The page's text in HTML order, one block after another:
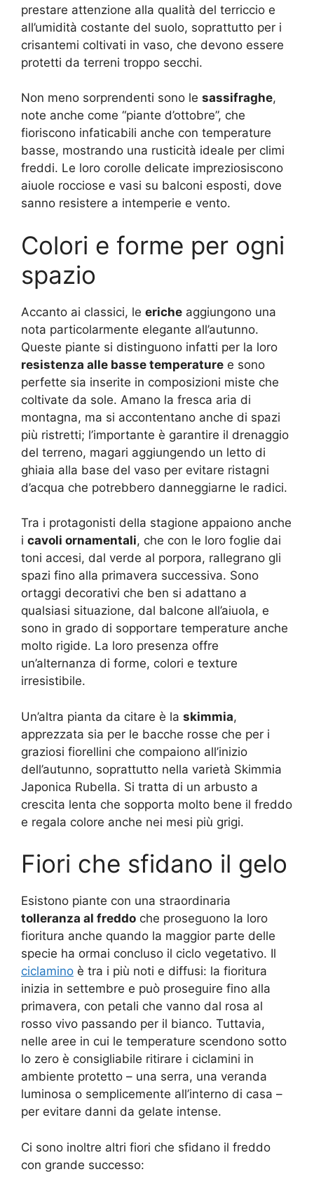
prestare attenzione alla qualità del terriccio e
all’umidità costante del suolo, soprattutto per i
crisantemi coltivati in vaso, che devono essere
protetti da terreni troppo secchi.
Non meno sorprendenti sono le sassifraghe,
note anche come “piante d’ottobre”, che
fioriscono infaticabili anche con temperature
basse, mostrando una rusticità ideale per climi
freddi. Le loro corolle delicate impreziosiscono
aiuole rocciose e vasi su balconi esposti, dove
sanno resistere a intemperie e vento.
Colori e forme per ogni
spazio
Accanto ai classici, le eriche aggiungono una
nota particolarmente elegante all’autunno.
Queste piante si distinguono infatti per la loro
resistenza alle basse temperature e sono
perfette sia inserite in composizioni miste che
coltivate da sole. Amano la fresca aria di
montagna, ma si accontentano anche di spazi
più ristretti; l’importante è garantire il drenaggio
del terreno, magari aggiungendo un letto di
ghiaia alla base del vaso per evitare ristagni
d’acqua che potrebbero danneggiarne le radici.
Tra i protagonisti della stagione appaiono anche
i cavoli ornamentali, che con le loro foglie dai
toni accesi, dal verde al porpora, rallegrano gli
spazi fino alla primavera successiva. Sono
ortaggi decorativi che ben si adattano a
qualsiasi situazione, dal balcone all’aiuola, e
sono in grado di sopportare temperature anche
molto rigide. La loro presenza offre
un’alternanza di forme, colori e texture
irresistibile.
Un’altra pianta da citare è la skimmia,
apprezzata sia per le bacche rosse che per i
graziosi fiorellini che compaiono all’inizio
dell’autunno, soprattutto nella varietà Skimmia
Japonica Rubella. Si tratta di un arbusto a
crescita lenta che sopporta molto bene il freddo
e regala colore anche nei mesi più grigi.
Fiori che sfidano il gelo
Esistono piante con una straordinaria
tolleranza al freddo che proseguono la loro
fioritura anche quando la maggior parte delle
specie ha ormai concluso il ciclo vegetativo. Il
ciclamino è tra i più noti e diffusi: la fioritura
inizia in settembre e può proseguire fino alla
primavera, con petali che vanno dal rosa al
rosso vivo passando per il bianco. Tuttavia,
nelle aree in cui le temperature scendono sotto
lo zero è consigliabile ritirare i ciclamini in
ambiente protetto – una serra, una veranda
luminosa o semplicemente all’interno di casa –
per evitare danni da gelate intense.
Ci sono inoltre altri fiori che sfidano il freddo
con grande successo: